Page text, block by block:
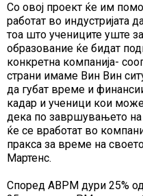
Со овој проект ќе им
работат во индустријата
тоа што учениците уште
образование ќе бидат
конкретна компанија-
страни имаме Вин Вин
да губат време и
кадар и ученици кои
дека по завршувањето
ќе се вработат во
пракса за време на
Мартенс.
Според АВРМ дури 25% од